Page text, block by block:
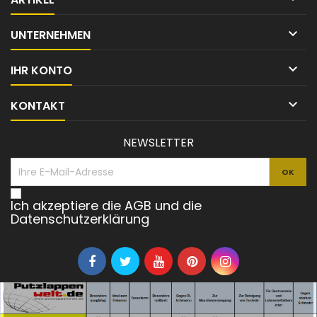
UNTERNEHMEN 
IHR KONTO 
KONTAKT 
NEWSLETTER
Ich akzeptiere die AGB und die
Datenschutzerklärung